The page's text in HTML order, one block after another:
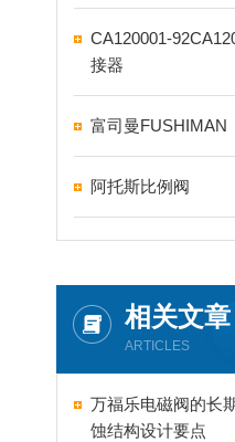
CA120001-
接器
富司曼FUSHIMAN
阿托斯比例阀
相关文章
ARTICLES
万福乐电磁阀的长
蚀结构设计要点